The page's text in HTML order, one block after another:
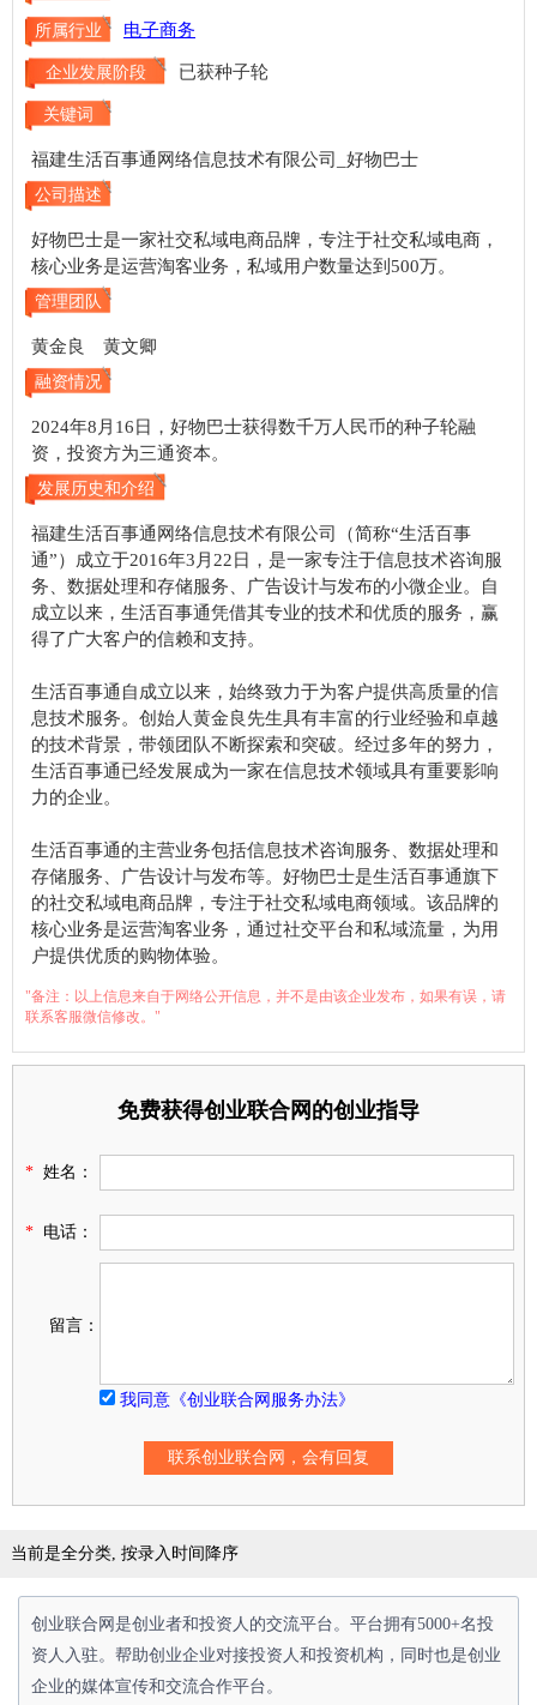
所属行业 电子商务
企业发展阶段 已获种子轮
关键词
福建生活百事通网络信息技术有限公司_好物巴士
公司描述
好物巴士是一家社交私域电商品牌，专注于社交私域电商，
核心业务是运营淘客业务，私域用户数量达到500万。
管理团队
黄金良 黄文卿
融资情况
2024年8月16日，好物巴士获得数千万人民币的种子轮融
资，投资方为三通资本。
发展历史和介绍
福建生活百事通网络信息技术有限公司（简称“生活百事
通”）成立于2016年3月22日，是一家专注于信息技术咨询服
务、数据处理和存储服务、广告设计与发布的小微企业。自
成立以来，生活百事通凭借其专业的技术和优质的服务，赢
得了广大客户的信赖和支持。
生活百事通自成立以来，始终致力于为客户提供高质量的信
息技术服务。创始人黄金良先生具有丰富的行业经验和卓越
的技术背景，带领团队不断探索和突破。经过多年的努力，
生活百事通已经发展成为一家在信息技术领域具有重要影响
力的企业。
生活百事通的主营业务包括信息技术咨询服务、数据处理和
存储服务、广告设计与发布等。好物巴士是生活百事通旗下
的社交私域电商品牌，专注于社交私域电商领域。该品牌的
核心业务是运营淘客业务，通过社交平台和私域流量，为用
户提供优质的购物体验。
"备注：以上信息来自于网络公开信息，并不是由该企业发布，如果有误，请
联系客服微信修改。"
免费获得创业联合网的创业指导
* 姓名：
* 电话：
留言：
我同意《创业联合网服务办法》
当前是全分类, 按录入时间降序
创业联合网是创业者和投资人的交流平台。平台拥有5000+名投
资人入驻。帮助创业企业对接投资人和投资机构，同时也是创业
企业的媒体宣传和交流合作平台。